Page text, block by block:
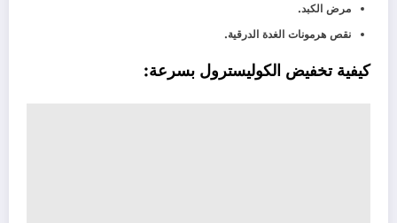
مرض الكبد.
نقص هرمونات الغدة الدرقية.
كيفية تخفيض الكوليسترول بسرعة: